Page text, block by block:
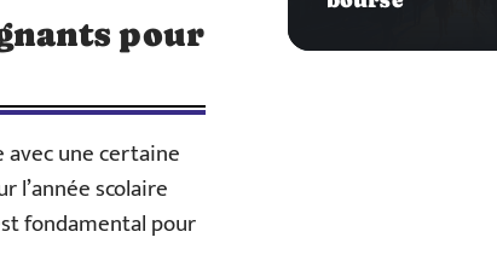
pour
une certaine
l’année scolaire
fondamental pour